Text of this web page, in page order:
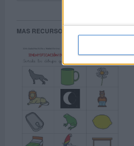
MAS RECURSOS SOBRE ESTE TEMA